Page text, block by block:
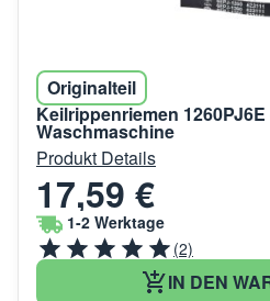
Originalteil
Keilrippenriemen
Waschmaschine
Produkt Details
17,59 €
1-2 Werktage
(2)
IN DEN